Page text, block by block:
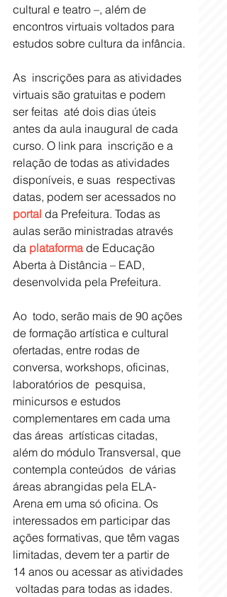
cultural e teatro –, além de
encontros virtuais voltados para
estudos sobre cultura da infância.
As  inscrições para as atividades
virtuais são gratuitas e podem
ser feitas  até dois dias úteis
antes da aula inaugural de cada
curso. O link para  inscrição e a
relação de todas as atividades
disponíveis, e suas  respectivas
datas, podem ser acessados no
portal da Prefeitura. Todas as
aulas serão ministradas através
da plataforma de Educação
Aberta à Distância – EAD,
desenvolvida pela Prefeitura.
Ao  todo, serão mais de 90 ações
de formação artística e cultural
ofertadas, entre rodas de
conversa, workshops, oficinas,
laboratórios de  pesquisa,
minicursos e estudos
complementares em cada uma
das áreas  artísticas citadas,
além do módulo Transversal, que
contempla conteúdos  de várias
áreas abrangidas pela ELA-
Arena em uma só oficina. Os
interessados em participar das
ações formativas, que têm vagas
limitadas, devem ter a partir de
14 anos ou acessar as atividades
voltadas para todas as idades.